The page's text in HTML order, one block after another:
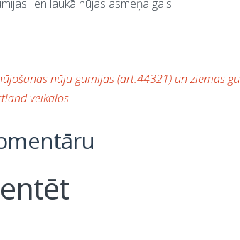
lien laukā nūjas asmeņa gals.
nūju gumijas (art.44321) un ziemas
veikalos.